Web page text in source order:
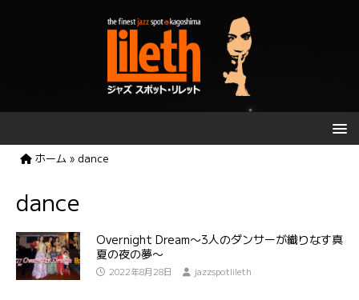
ホーム » dance
dance
Overnight Dream〜3人のダンサーが織りなす真
夏の夜の夢〜
2022年8月28日 jazzspotlileth